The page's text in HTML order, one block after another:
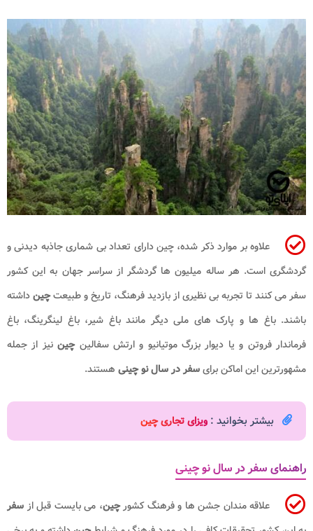
علاوه بر موارد ذکر شده، چین دارای تعداد بی شماری جاذبه دیدنی و
گردشگری است. هر ساله میلیون ها گردشگر از سراسر جهان به این کشور
سفر می کنند تا تجربه بی نظیری از بازدید فرهنگ، تاریخ و طبیعتچینداشته
باشند. باغ ها و پارک های ملی دیگر مانند باغ شیر، باغ لینگرینگ، باغ
فرماندار فروتن و یا دیوار بزرگ موتیانیو و ارتش سفالینچیننیز از جمله
مشهورترین این اماکن برایسفر در سال نو چینی هستند.
بیشتر بخوانید : ویزای تجاری چین
راهنمای سفر در سال نو چینی
علاقه مندان جشن ها و فرهنگ کشورچین، می بایست قبل از سفر